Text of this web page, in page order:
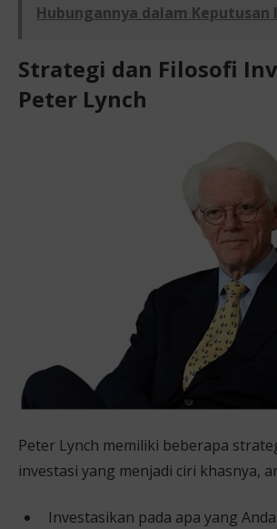
Hubungannya dalam Keputusan
Strategi dan Filosofi
Peter Lynch
Peter Lynch memiliki beberapa
investasi yang menjadi ciri khasnya,
Investasikan pada apa yang